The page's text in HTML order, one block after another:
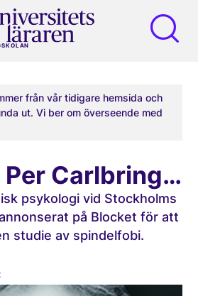
från vår tidigare hemsida och
ut. Vi ber om överseende med
Per Carlbring…
psykologi vid Stockholms
på Blocket för att
studie av spindelfobi.